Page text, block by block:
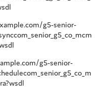
g5-senior-
g5-senior-